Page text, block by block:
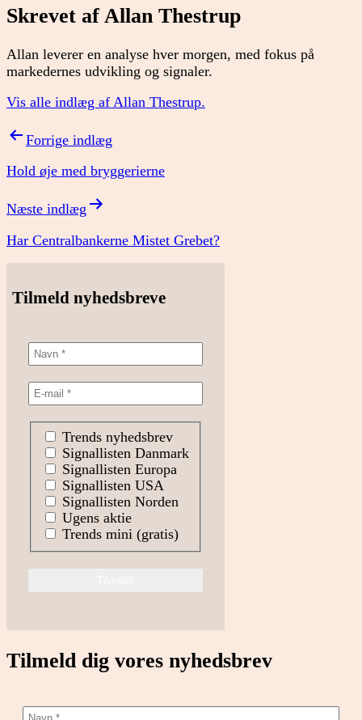
Skrevet af Allan Thestrup
Allan leverer en analyse hver morgen, med fokus på
markedernes udvikling og signaler.
Vis alle indlæg af Allan Thestrup.
Indlægsnavigation
Forrige indlæg
Hold øje med bryggerierne
Næste indlæg
Har Centralbankerne Mistet Grebet?
Tilmeld nyhedsbreve
Trends nyhedsbrev
Signallisten Danmark
Signallisten Europa
Signallisten USA
Signallisten Norden
Ugens aktie
Trends mini (gratis)
Tilmeld dig vores nyhedsbrev